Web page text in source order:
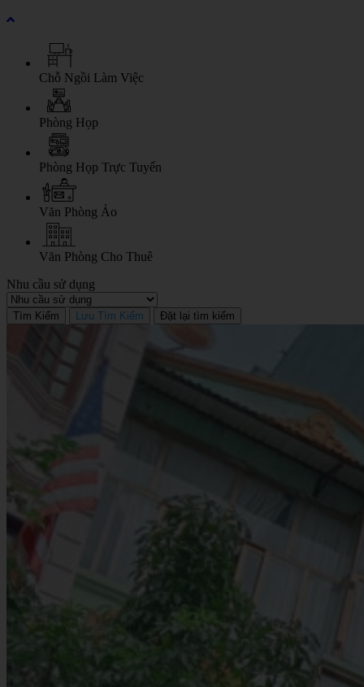
Chỗ Ngồi Làm Việc
Phòng Họp
Phòng Họp Trực Tuyến
Văn Phòng Ảo
Văn Phòng Cho Thuê
Nhu cầu sử dụng
Tìm Kiếm Lưu Tìm Kiếm Đặt lại tìm kiếm